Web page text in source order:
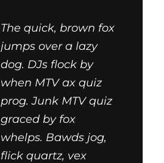
The quick, brown fox
jumps over a lazy
dog. DJs flock by
when MTV ax quiz
prog. Junk MTV quiz
graced by fox
whelps. Bawds jog,
flick quartz, vex